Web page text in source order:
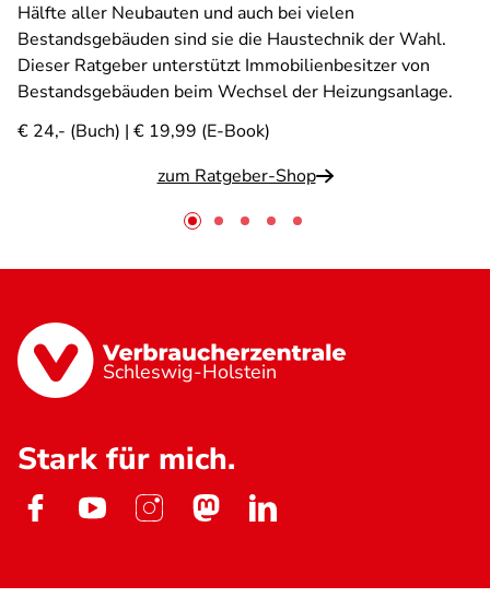
Hälfte aller Neubauten und auch bei vielen
Bestandsgebäuden sind sie die Haustechnik der Wahl.
Dieser Ratgeber unterstützt Immobilienbesitzer von
Bestandsgebäuden beim Wechsel der Heizungsanlage.
€ 24,- (Buch) | € 19,99 (E-Book)
zum Ratgeber-Shop
Schleswig-Holstein
Stark für mich.